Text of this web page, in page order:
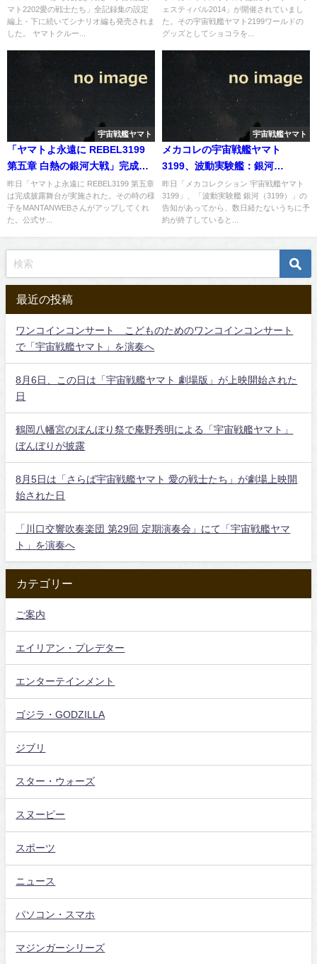
る。
マト2202愛の戦士たち」全記録集の設定
編上・下に続いてシナリオ編も発売されま
した。 ヤマトクルー...
ェスティバル2014」が開催されていまし
た。その宇宙戦艦ヤマト2199ワールドの
グッズとしてショコラを...
宇宙戦艦ヤマト
「ヤマトよ永遠に REBEL3199
第五章 白熱の銀河大戦」完成披
露舞台レポート記事がアップ
昨日「ヤマトよ永遠に REBEL3199 第五章
は完成披露舞台が実施された。その時の様
子をMANTANWEBさんがアップしてくれ
た。公式サ...
宇宙戦艦ヤマト
メカコレの宇宙戦艦ヤマト
3199、波動実験艦：銀河
（3199）の予約終了が早すぎる
昨日「メカコレクション 宇宙戦艦ヤマト
3199」、「波動実験艦 銀河（3199）」の
告知があってから、数日経たないうちに予
約が終了していると...
最近の投稿
ワンコインコンサート こどものためのワンコインコンサート
で「宇宙戦艦ヤマト」を演奏へ
8月6日、この日は「宇宙戦艦ヤマト 劇場版」が上映開始された
日
鶴岡八幡宮のぼんぼり祭で庵野秀明による「宇宙戦艦ヤマト」
ぼんぼりが披露
8月5日は「さらば宇宙戦艦ヤマト 愛の戦士たち」が劇場上映開
始された日
「川口交響吹奏楽団 第29回 定期演奏会」にて「宇宙戦艦ヤマ
ト」を演奏へ
カテゴリー
ご案内
エイリアン・プレデター
エンターテインメント
ゴジラ・GODZILLA
ジブリ
スター・ウォーズ
スヌーピー
スポーツ
ニュース
パソコン・スマホ
マジンガーシリーズ